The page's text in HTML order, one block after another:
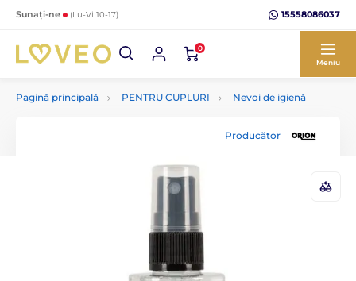
Sunați-ne (Lu-Vi 10-17) 15558086037
0
Meniu
Pagină principală PENTRU CUPLURI Nevoi de igienă
Producător